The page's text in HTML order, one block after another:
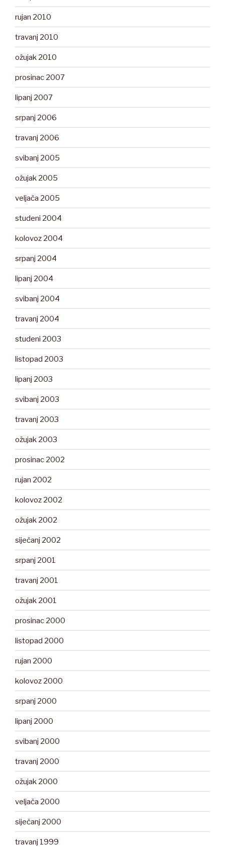
rujan 2010
travanj 2010
ožujak 2010
prosinac 2007
lipanj 2007
srpanj 2006
travanj 2006
svibanj 2005
ožujak 2005
veljača 2005
studeni 2004
kolovoz 2004
srpanj 2004
lipanj 2004
svibanj 2004
travanj 2004
studeni 2003
listopad 2003
lipanj 2003
svibanj 2003
travanj 2003
ožujak 2003
prosinac 2002
rujan 2002
kolovoz 2002
ožujak 2002
siječanj 2002
srpanj 2001
travanj 2001
ožujak 2001
prosinac 2000
listopad 2000
rujan 2000
kolovoz 2000
srpanj 2000
lipanj 2000
svibanj 2000
travanj 2000
ožujak 2000
veljača 2000
siječanj 2000
travanj 1999